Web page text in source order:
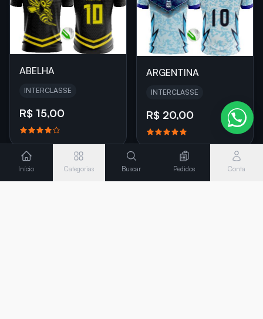
ABELHA
INTERCLASSE
R$ 15,00
ARGENTINA
INTERCLASSE
R$ 20,00
Início Categorias Buscar Pedidos Conta